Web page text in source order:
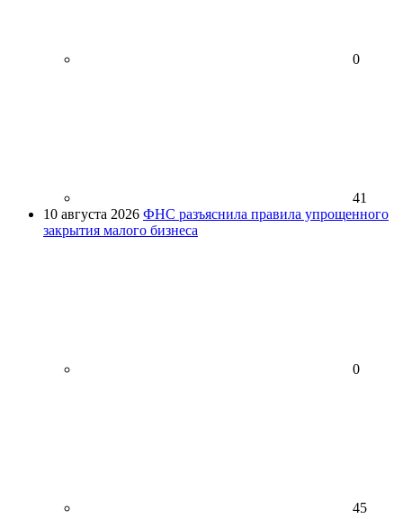
0
41
10 августа 2026 ФНС разъяснила правила упрощенного
закрытия малого бизнеса
0
45